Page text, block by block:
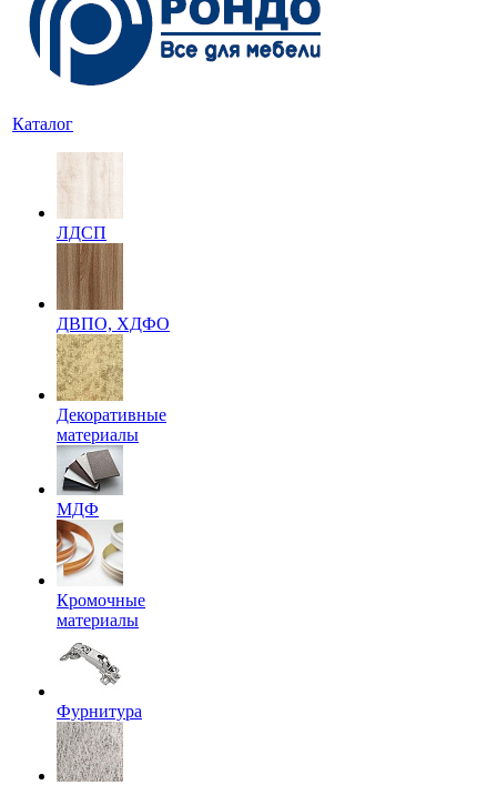
Каталог
ЛДСП
ДВПО, ХДФО
Декоративные
материалы
МДФ
Кромочные
материалы
Фурнитура